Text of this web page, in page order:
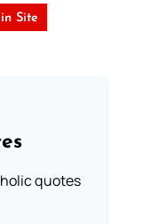
Site
quotes